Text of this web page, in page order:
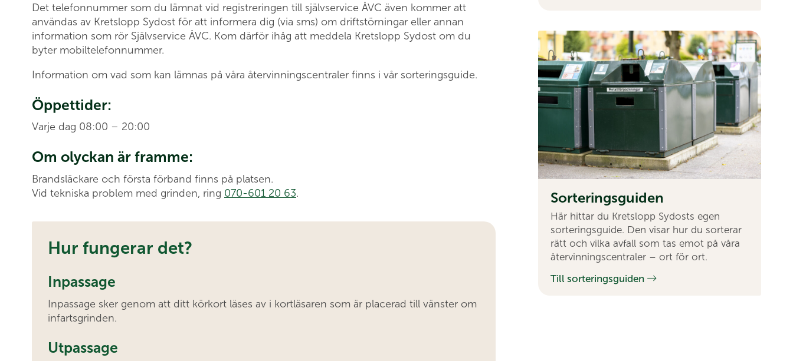
Det telefonnummer som du lämnat vid registreringen till självservice ÅVC även kommer att
användas av Kretslopp Sydost för att informera dig (via sms) om driftstörningar eller annan
information som rör Självservice ÅVC. Kom därför ihåg att meddela Kretslopp Sydost om du
byter mobiltelefonnummer.
Information om vad som kan lämnas på våra återvinningscentraler finns i vår sorteringsguide.
Öppettider:
Varje dag 08:00 – 20:00
Om olyckan är framme:
Brandsläckare och första förband finns på platsen.
Vid tekniska problem med grinden, ring 070-601 20 63.
Hur fungerar det?
Inpassage
Inpassage sker genom att ditt körkort läses av i kortläsaren som är placerad till vänster om
infartsgrinden.
Utpassage
Sorterings­guiden
Här hittar du Kretslopp Sydosts egen
sorteringsguide. Den visar hur du sorterar
rätt och vilka avfall som tas emot på våra
återvinningscentraler – ort för ort.
Till sorteringsguiden